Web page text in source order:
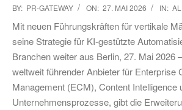
2026-
05-
27
BY: PR-GATEWAY ON: 27. MAI 2026 IN:
Mit neuen Führungskräften für vertikale
seine Strategie für KI-gestützte
Branchen weiter aus Berlin, 27. Mai 2026
weltweit führender Anbieter für Enterprise
Management (ECM), Content Intelligence
Unternehmensprozesse, gibt die